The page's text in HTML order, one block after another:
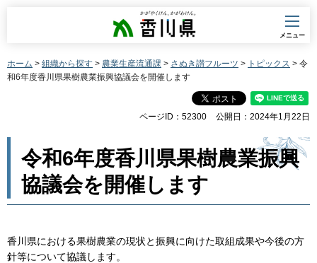
香川県
メニュー
ホーム > 組織から探す > 農業生産流通課 > さぬき讃フルーツ > トピックス > 令
和6年度香川県果樹農業振興協議会を開催します
ページID：52300 公開日：2024年1月22日
令和6年度香川県果樹農業振興
協議会を開催します
香川県における果樹農業の現状と振興に向けた取組成果や今後の方
針等について協議します。